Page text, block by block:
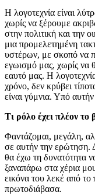
Η λογοτεχνία είναι
χωρίς να ξέρουμε
στην πολιτική και την
μια προμελετημένη
υστέρων, με σκοπό να
εγωισμό μας, χωρίς να
εαυτό μας. Η
χρόνο, δεν κρύβει
είναι γύμνια. Υπό
Τι ρόλο έχει πλέον
Φαντάζομαι, μεγάλη,
σε αυτήν την ερώτηση.
θα έχω τη δυνατότητα
ξαναπάρω στα χέρια
εικόνα του λεκέ από
πρωτοδιάβασα.